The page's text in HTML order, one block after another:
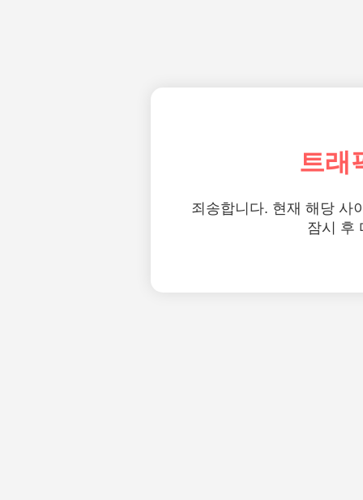
트래
죄송합니다. 현재 해당 사
잠시 후